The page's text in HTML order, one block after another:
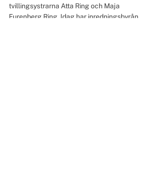
tvillingsystrarna Atta Ring och Maja
Furenberg Ring. Idag har inredningsbyrån